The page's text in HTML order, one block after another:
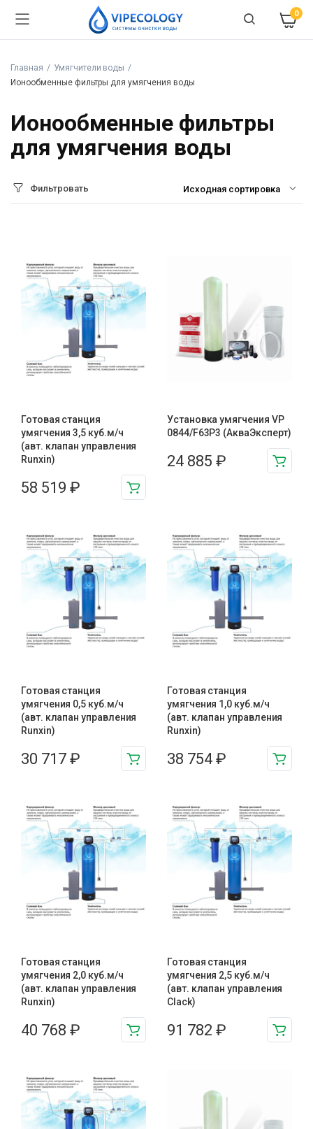
0
Главная
Умягчители воды
Ионообменные фильтры для умягчения воды
Ионообменные фильтры
для умягчения воды
Фильтровать
Готовая станция
умягчения 3,5 куб.м/ч
(авт. клапан управления
Runxin)
58 519 ₽
Установка умягчения VP
0844/F63P3 (АкваЭксперт)
24 885 ₽
Готовая станция
умягчения 0,5 куб.м/ч
(авт. клапан управления
Runxin)
30 717 ₽
Готовая станция
умягчения 1,0 куб.м/ч
(авт. клапан управления
Runxin)
38 754 ₽
Готовая станция
умягчения 2,0 куб.м/ч
(авт. клапан управления
Runxin)
40 768 ₽
Готовая станция
умягчения 2,5 куб.м/ч
(авт. клапан управления
Clack)
91 782 ₽